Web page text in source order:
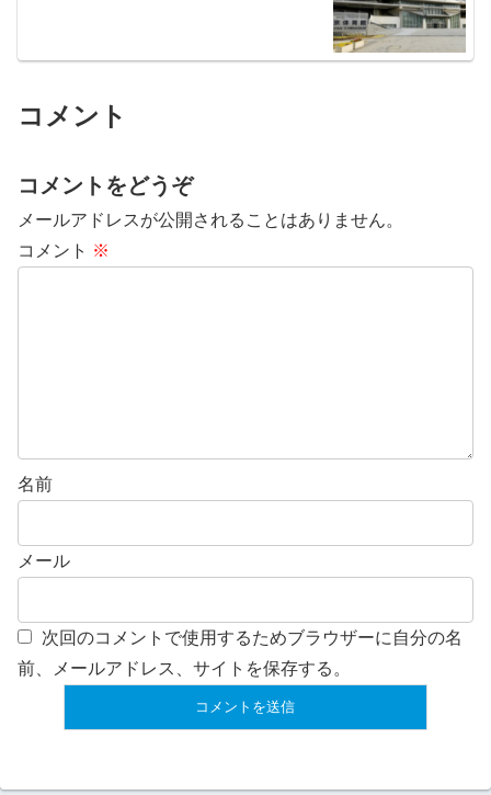
コメント
コメントをどうぞ
メールアドレスが公開されることはありません。
コメント ※
名前
メール
次回のコメントで使用するためブラウザーに自分の名
前、メールアドレス、サイトを保存する。